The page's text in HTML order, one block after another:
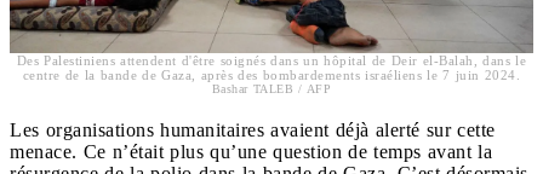
Des Palestiniens attendent d'être soignés dans un hôpital de Deir el-Balah, dans le
centre de la bande de Gaza, après des bombardements israéliens le 7 juin 2024.
Bashar TALEB / AFP
Les organisations humanitaires avaient déjà alerté sur cette
menace. Ce n’était plus qu’une question de temps avant la